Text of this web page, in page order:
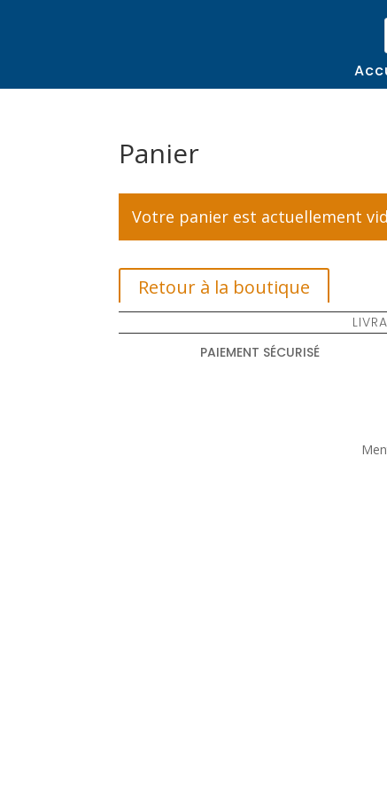
Panier
Votre panier est actuellement
Retour à la boutique
PAIEMENT SÉCURISÉ